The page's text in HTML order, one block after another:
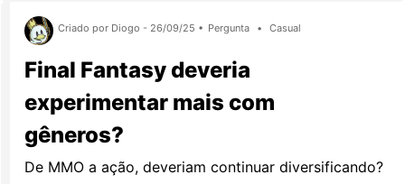
Criado por Diogo - 26/09/25 • Pergunta • Casual
Final Fantasy deveria
experimentar mais com
gêneros?
De MMO a ação, deveriam continuar diversificando?